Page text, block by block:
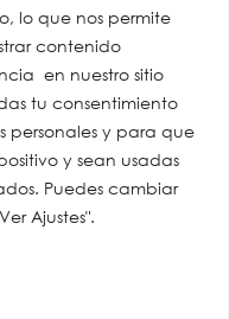
lo que nos permite
contenido
en nuestro sitio
das tu consentimiento
personales y para que
y sean usadas
Puedes cambiar
Ajustes".